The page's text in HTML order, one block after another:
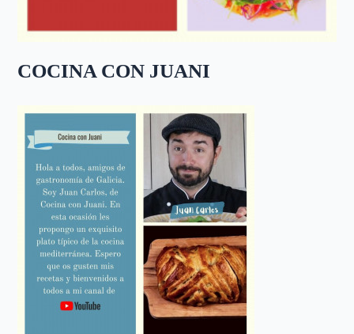
COCINA CON JUANI